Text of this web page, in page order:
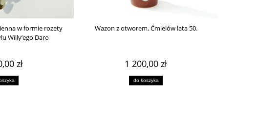
w formie rozety
Willy’ego Daro
zł
Wazon z otworem, Ćmielów lata 50.
1 200,00 zł
do koszyka